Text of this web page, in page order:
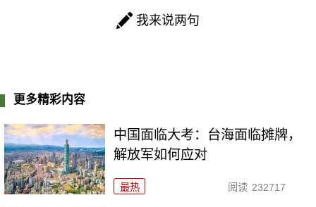
我来说两句
更多精彩内容
中国面临大考：台海面临摊牌，
解放军如何应对
最热 阅读 232717